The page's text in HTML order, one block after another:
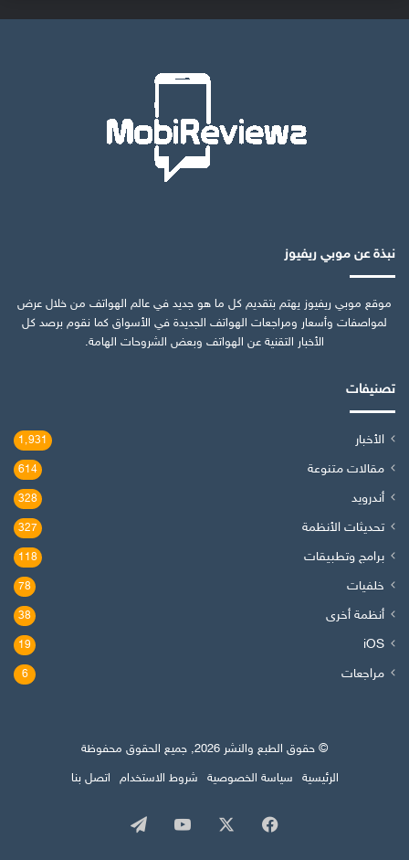
نبذة عن موبي ريفيوز
موقع موبي ريفيوز يهتم بتقديم كل ما هو جديد في عالم الهواتف من خلال عرض
لمواصفات وأسعار ومراجعات الهواتف الجديدة في الأسواق كما نقوم برصد كل
الأخبار التقنية عن الهواتف وبعض الشروحات الهامة.
تصنيفات
الأخبار 1٬931
مقالات متنوعة 614
أندرويد 328
تحديثات الأنظمة 327
برامج وتطبيقات 118
خلفيات 78
أنظمة أخرى 38
iOS
19
مراجعات 6
© حقوق الطبع والنشر 2026, جميع الحقوق محفوظة
الرئيسية
سياسة الخصوصية شروط الاستخدام اتصل بنا
فيسبوك ‫YouTube